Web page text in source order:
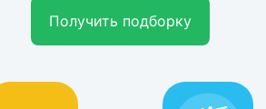
Получить подборку